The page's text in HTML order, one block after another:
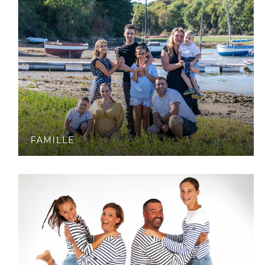
FAMILLE